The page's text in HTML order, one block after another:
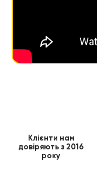
Клієнти нам
довіряють з 2016
року